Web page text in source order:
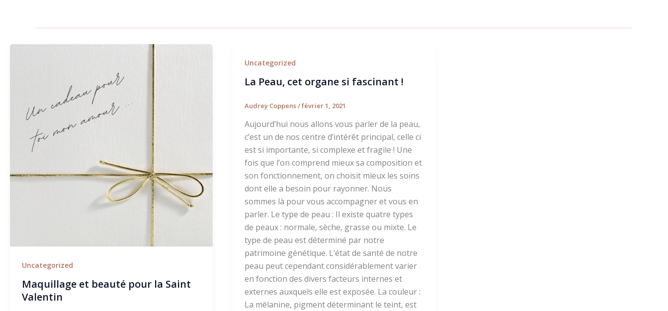
Uncategorized
Maquillage et beauté pour la Saint
Valentin
Uncategorized
La Peau, cet organe si fascinant !
Audrey Coppens/février 1, 2021
Aujourd’hui nous allons vous parler de la peau,
c’est un de nos centre d’intérêt principal, celle ci
est si importante, si complexe et fragile ! Une
fois que l’on comprend mieux sa composition et
son fonctionnement, on choisit mieux les soins
dont elle a besoin pour rayonner. Nous
sommes là pour vous accompagner et vous en
parler. Le type de peau : Il existe quatre types
de peaux : normale, sèche, grasse ou mixte. Le
type de peau est déterminé par notre
patrimoine génétique. L’état de santé de notre
peau peut cependant considérablement varier
en fonction des divers facteurs internes et
externes auxquels elle est exposée. La couleur :
La mélanine, pigment déterminant le teint, est